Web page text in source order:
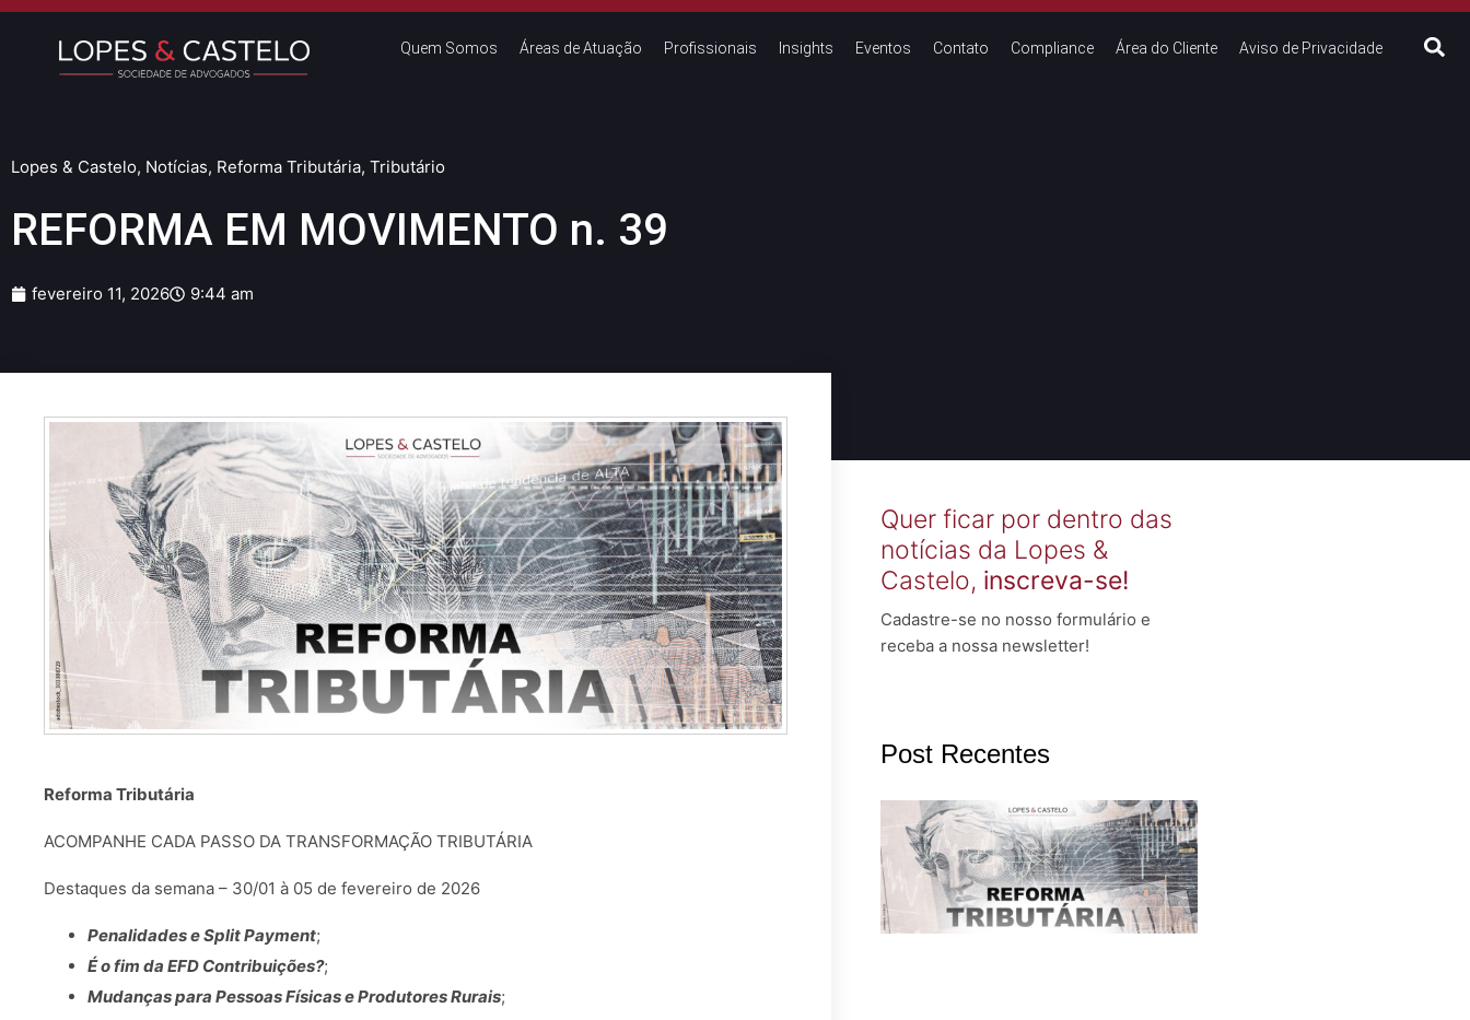
Quem Somos Áreas de Atuação Profissionais Insights Eventos Contato Compliance Área do Cliente Aviso de Privacidade
Lopes & Castelo, Notícias, Reforma Tributária, Tributário
REFORMA EM MOVIMENTO n. 39
fevereiro 11, 2026 9:44 am
Reforma Tributária
ACOMPANHE CADA PASSO DA TRANSFORMAÇÃO TRIBUTÁRIA
Destaques da semana – 30/01 à 05 de fevereiro de 2026
Penalidades e Split Payment;
É o fim da EFD Contribuições?;
Mudanças para Pessoas Físicas e Produtores Rurais;
Quer ficar por dentro das
notícias da Lopes &
Castelo, inscreva-se!
Cadastre-se no nosso formulário e
receba a nossa newsletter!
Post Recentes